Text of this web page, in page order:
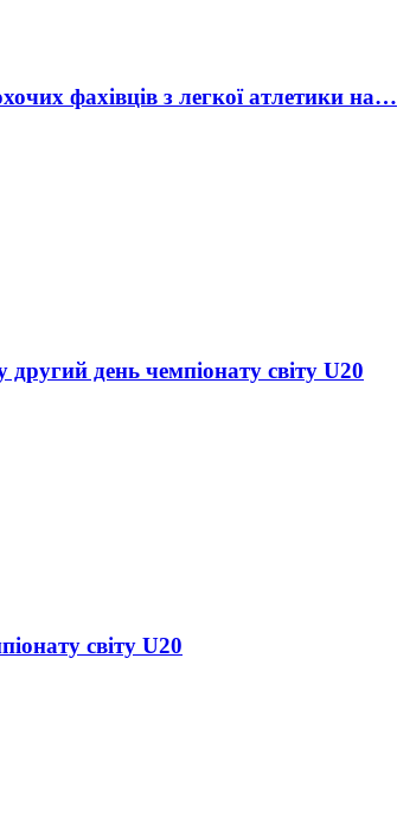
фахівців з легкої атлетики на…
день чемпіонату світу U20
світу U20